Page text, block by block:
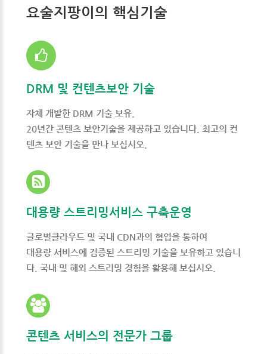
요술지팡이의 핵심기술
DRM 및 컨텐츠보안 기술
자체 개발한 DRM 기술 보유.
20년간 콘텐츠 보안기술을 제공하고 있습니다. 최고의 컨
텐츠 보안 기술을 만나 보십시오.
대용량 스트리밍서비스 구축운영
글로벌클라우드 및 국내 CDN과의 협업을 통하여
대용량 서비스에 검증된 스트리밍 기술을 보유하고 있습니
다. 국내 및 해외 스트리밍 경험을 활용해 보십시오.
콘텐츠 서비스의 전문가 그룹